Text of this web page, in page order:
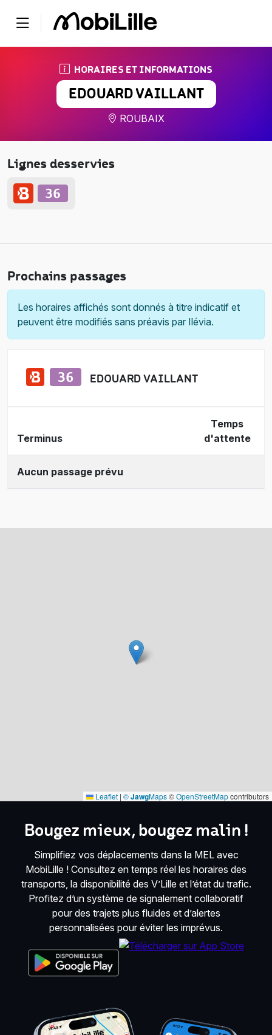
HORAIRES ET INFORMATIONS
EDOUARD VAILLANT
ROUBAIX
Lignes desservies
Prochains passages
Les horaires affichés sont donnés à titre indicatif et
peuvent être modifiés sans préavis par Ilévia.
EDOUARD VAILLANT
Terminus
Temps
d'attente
Aucun passage prévu
Leaflet | ©JawgMaps©OpenStreetMapcontributors
Bougez mieux, bougez malin !
Simplifiez vos déplacements dans la MEL avec
MobiLille ! Consultez en temps réel les horaires des
transports, la disponibilité des V’Lille et l’état du trafic.
Profitez d’un système de signalement collaboratif
pour des trajets plus fluides et d’alertes
personnalisées pour éviter les imprévus.